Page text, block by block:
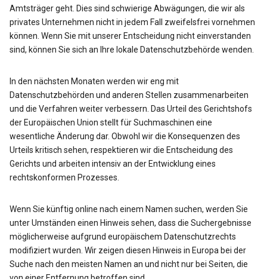
Amtsträger geht. Dies sind schwierige Abwägungen, die wir als
privates Unternehmen nicht in jedem Fall zweifelsfrei vornehmen
können. Wenn Sie mit unserer Entscheidung nicht einverstanden
sind, können Sie sich an Ihre lokale Datenschutzbehörde wenden.
In den nächsten Monaten werden wir eng mit
Datenschutzbehörden und anderen Stellen zusammenarbeiten
und die Verfahren weiter verbessern. Das Urteil des Gerichtshofs
der Europäischen Union stellt für Suchmaschinen eine
wesentliche Änderung dar. Obwohl wir die Konsequenzen des
Urteils kritisch sehen, respektieren wir die Entscheidung des
Gerichts und arbeiten intensiv an der Entwicklung eines
rechtskonformen Prozesses.
Wenn Sie künftig online nach einem Namen suchen, werden Sie
unter Umständen einen Hinweis sehen, dass die Suchergebnisse
möglicherweise aufgrund europäischem Datenschutzrechts
modifiziert wurden. Wir zeigen diesen Hinweis in Europa bei der
Suche nach den meisten Namen an und nicht nur bei Seiten, die